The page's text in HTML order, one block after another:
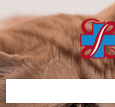
to
content
to
left
sidebar
to
right
sidebar
to
footer